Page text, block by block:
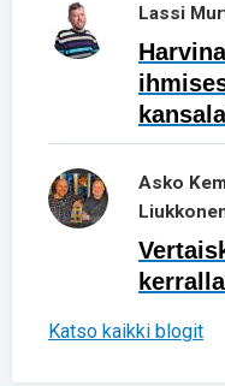
Lassi
Asko
Katso kaikki blogit